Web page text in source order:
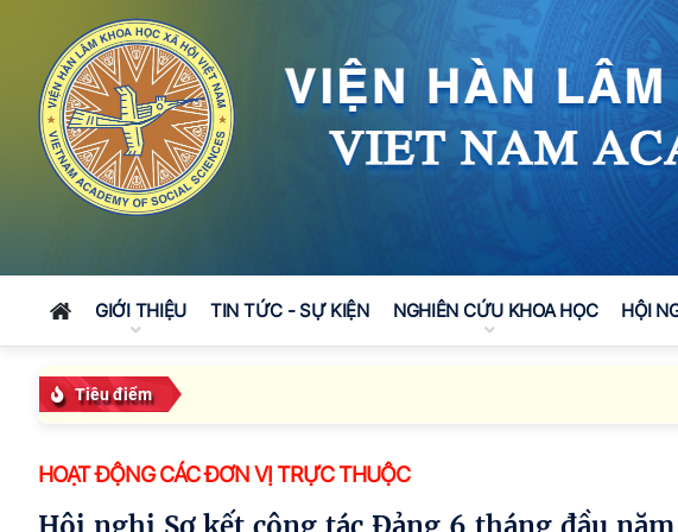
GIỚI THIỆU TIN TỨC - SỰ KIỆN NGHIÊN CỨU KHOA HỌC HỘI
Tiêu điểm
HOẠT ĐỘNG CÁC ĐƠN VỊ TRỰC THUỘC